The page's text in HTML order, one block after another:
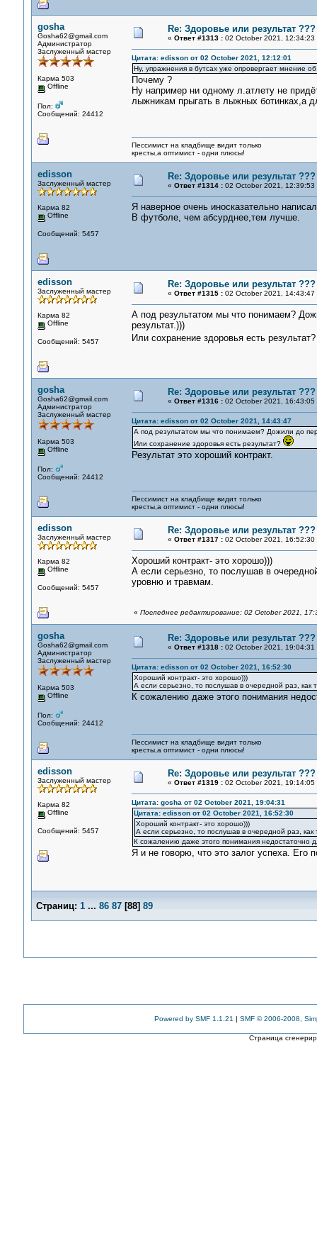
gosha
Gosha62@gmail.com
Администратор
Заслуженный мастер
Карма 503
Offline
Пол:
Сообщений: 24412
Re: Здоровье или результат ???
« Ответ #1313 :02 October 2021, 12:34:23
Цитата: edisson от 02 October 2021, 12:12:01
Ну, упражнения в бутсах уже опровергает мнение
Почему ?
Ну например ни одному л.атлету не
лыжникам прыгать в лыжных ботинках,а
Пессимист на кладбище видит только
кресты,а оптимист - одни плюсы!
edisson
Заслуженный мастер
Карма 82
Offline
Сообщений: 5457
Re: Здоровье или результат ???
« Ответ #1314 :02 October 2021, 12:39:53
Я наверное очень иносказательно
В футболе, чем абсурднее,тем лучше.
edisson
Заслуженный мастер
Карма 82
Offline
Сообщений: 5457
Re: Здоровье или результат ???
« Ответ #1315 :02 October 2021, 14:43:47
А под результатом мы что понимаем?
результат.)))
Или сохранение здоровья есть
gosha
Gosha62@gmail.com
Администратор
Заслуженный мастер
Карма 503
Offline
Пол:
Сообщений: 24412
Re: Здоровье или результат ???
« Ответ #1316 :02 October 2021, 16:43:05
Цитата: edisson от 02 October 2021, 14:43:47
А под результатом мы что понимаем? Дожили до
Или сохранение здоровья есть результат?
Результат это хороший контракт.
Пессимист на кладбище видит только
кресты,а оптимист - одни плюсы!
edisson
Заслуженный мастер
Карма 82
Offline
Сообщений: 5457
Re: Здоровье или результат ???
« Ответ #1317 :02 October 2021, 16:52:30
Хороший контракт- это хорошо)))
А если серьезно, то послушав в
уровню и травмам.
« Последнее редактирование: 02 October 2021,
gosha
Gosha62@gmail.com
Администратор
Заслуженный мастер
Карма 503
Offline
Пол:
Сообщений: 24412
Re: Здоровье или результат ???
« Ответ #1318 :02 October 2021, 19:04:31
Цитата: edisson от 02 October 2021, 16:52:30
Хороший контракт- это хорошо)))
А если серьезно, то послушав в очередной раз,
К сожалению даже этого понимания
Пессимист на кладбище видит только
кресты,а оптимист - одни плюсы!
edisson
Заслуженный мастер
Карма 82
Offline
Сообщений: 5457
Re: Здоровье или результат ???
« Ответ #1319 :02 October 2021, 19:14:05
Цитата: gosha от 02 October 2021, 19:04:31
Цитата: edisson от 02 October 2021, 16:52:30
Хороший контракт- это хорошо)))
А если серьезно, то послушав в очередной раз,
К сожалению даже этого понимания недостаточно
Я и не говорю, что это залог успеха. Его
Страниц: 1 ... 86 87[88] 89
Powered by SMF 1.1.21 | SMF © 2006-2008,
Страница